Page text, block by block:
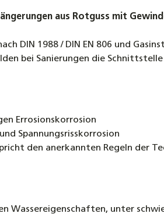
aus Rotguss mit
DIN 1988 / DIN EN 806 und
bei Sanierungen die
Errosionskorrosion
Spannungsrisskorrosion
den anerkannten Regeln der
Wassereigenschaften, unter